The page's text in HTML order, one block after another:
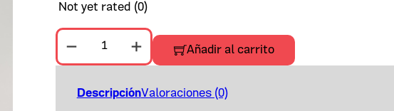
Not yet rated (0)
MANCHEGO CURADO FLOR GUADAMUR 7 LIB APROX cantidad
Añadir al carrito
DescripciónValoraciones (0)